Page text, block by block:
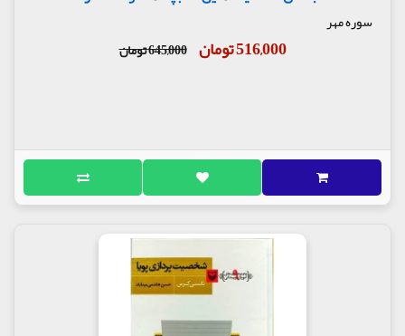
سوره مهر
516,000 تومان 645,000 تومان